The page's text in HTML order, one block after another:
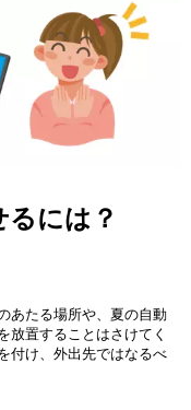
には？
あたる場所や、夏の自動
放置することはさけてく
付け、外出先ではなるべ